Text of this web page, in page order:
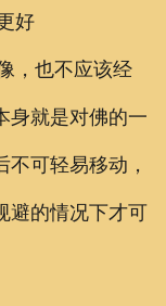
好
也不应该经
身就是对佛的一
可轻易移动，
避的情况下才可